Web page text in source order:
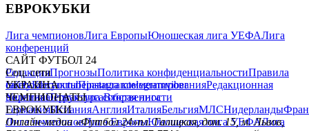
ЕВРОКУБКИ
Лига чемпионовЛига ЕвропыЮношеская лига УЕФАЛига
конференций
САЙТ ФУТБОЛ 24
РедакцияПрогнозыПолитика конфиденциальностиПравила
сайтуКонтактыПравила комментированияРедакционная
политикаСтруктура собственности
Соц. сети
facebookxyoutubeinstagramtelegramviber
УКРАИНА
УкраинаПервая лигаВторая лига
ЧЕМПИОНАТЫ
ГерманияИспанияАнглияИталияБельгияМЛСНидерланды
ЕВРОКУБКИ
Лига чемпионовЛига ЕвропыЮношеская лига УЕФАЛига
Онлайн-медиа «Футбол 24»пл. Галицкая, дом. 15, м. Львов,